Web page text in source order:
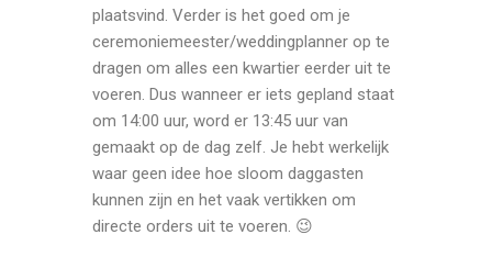
plaatsvind. Verder is het goed om je
ceremoniemeester/weddingplanner op te
dragen om alles een kwartier eerder uit te
voeren. Dus wanneer er iets gepland staat
om 14:00 uur, word er 13:45 uur van
gemaakt op de dag zelf. Je hebt werkelijk
waar geen idee hoe sloom daggasten
kunnen zijn en het vaak vertikken om
directe orders uit te voeren. 😉